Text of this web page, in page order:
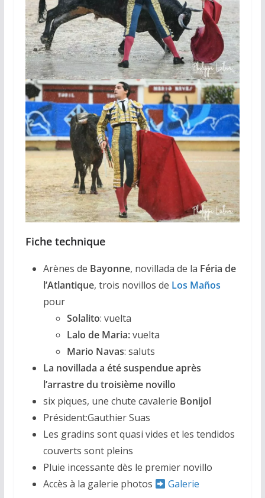
Fiche technique
Arènes de Bayonne, novillada de la Féria de
l’Atlantique, trois novillos de Los Maños
pour
Solalito: vuelta
Lalo de Maria:vuelta
Mario Navas: saluts
La novillada a été suspendue après
l’arrastre du troisième novillo
six piques, une chute cavalerie Bonijol
Président:Gauthier Suas
Les gradins sont quasi vides et les tendidos
couverts sont pleins
Pluie incessante dès le premier novillo
Accès à la galerie photos
Galerie